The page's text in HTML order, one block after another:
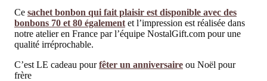
Ce sachet bonbon qui fait plaisir est disponible avec des
bonbons 70 et 80 également et l’impression est réalisée dans
notre atelier en France par l’équipe NostalGift.com pour une
qualité irréprochable.
C’est LE cadeau pourfêter un anniversaire ou Noël pour
frère